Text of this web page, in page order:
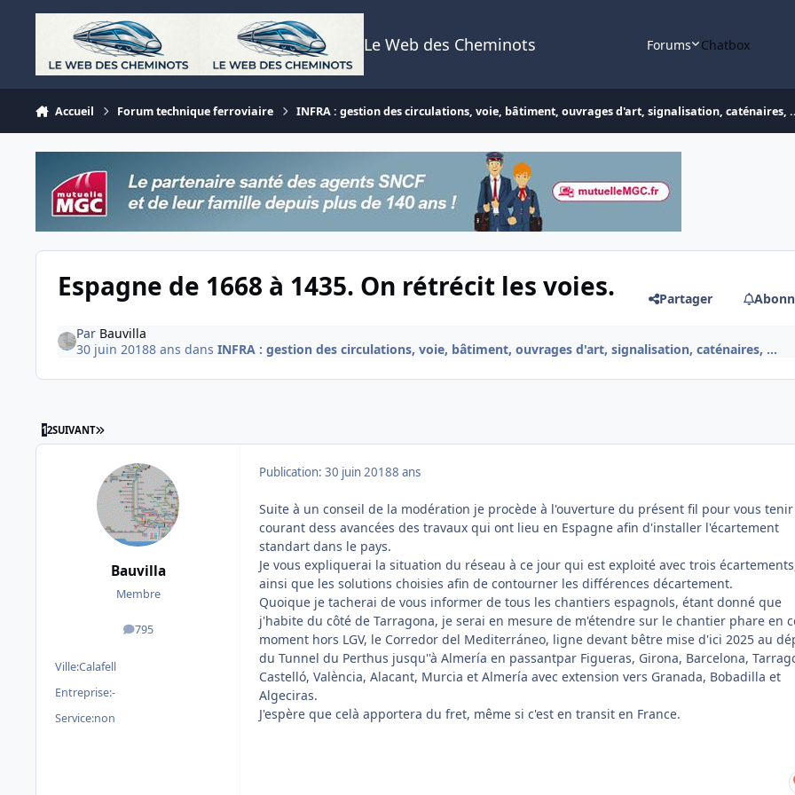
Aller au contenu
Le Web des Cheminots Forums Chatbox
Accueil Forum technique ferroviaire INFRA : gestion des circulations, voie, bâtiment, ouvrages d'art, signalisation, caténaires,
Espagne de 1668 à 1435. On rétrécit les voies. Partager
Par Bauvilla
30 juin 20188 ans dans INFRA : gestion des circulations, voie, bâtiment, ouvrages d'art, signalisation, caténaires, ...
12SUIVANT DERNIÈRE PAGE
Bauvilla
Membre
795
messages
Ville:Calafell
Entreprise:-
Service:non
Publication: 30 juin 20188 ans
Suite à un conseil de la modération je procède à l'ouverture du présent fil pour vous
courant dess avancées des travaux qui ont lieu en Espagne afin d'installer l'écartement
standart dans le pays.
Je vous expliquerai la situation du réseau à ce jour qui est exploité avec trois
ainsi que les solutions choisies afin de contourner les différences décartement.
Quoique je tacherai de vous informer de tous les chantiers espagnols, étant donné que
j'habite du côté de Tarragona, je serai en mesure de m'étendre sur le chantier phare en
moment hors LGV, le Corredor del Mediterráneo, ligne devant bêtre mise d'ici 2025 au
du Tunnel du Perthus jusqu''à Almería en passantpar Figueras, Girona, Barcelona,
Castelló, València, Alacant, Murcia et Almería avec extension vers Granada, Bobadilla et
Algeciras.
J'espère que celà apportera du fret, même si c'est en transit en France.